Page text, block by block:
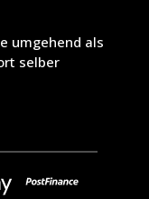
umgehend als
selber